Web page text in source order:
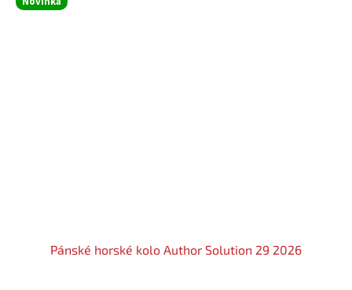
Pánské horské kolo Author Solution 29 2026